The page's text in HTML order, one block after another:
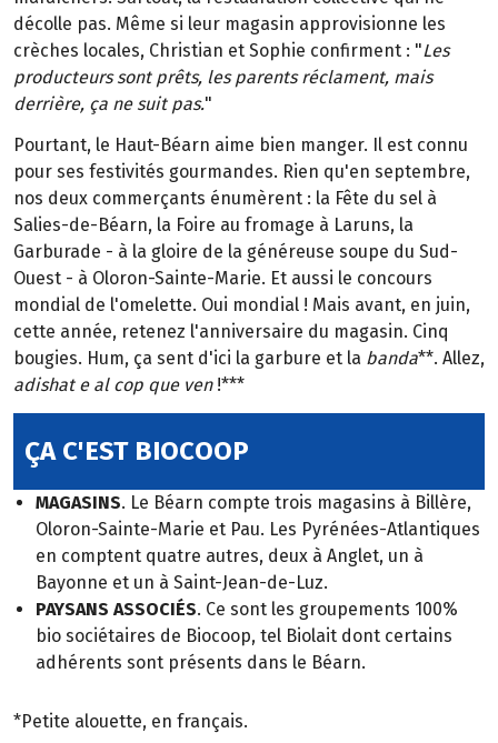
décolle pas. Même si leur magasin approvisionne les
crèches locales, Christian et Sophie confirment : "Les
producteurs sont prêts, les parents réclament, mais
derrière, ça ne suit pas."
Pourtant, le Haut-Béarn aime bien manger. Il est connu
pour ses festivités gourmandes. Rien qu'en septembre,
nos deux commerçants énumèrent : la Fête du sel à
Salies-de-Béarn, la Foire au fromage à Laruns, la
Garburade - à la gloire de la généreuse soupe du Sud-
Ouest - à Oloron-Sainte-Marie. Et aussi le concours
mondial de l'omelette. Oui mondial ! Mais avant, en juin,
cette année, retenez l'anniversaire du magasin. Cinq
bougies. Hum, ça sent d'ici la garbure et la banda**. Allez,
adishat e al cop que ven !***
ÇA C'EST BIOCOOP
MAGASINS. Le Béarn compte trois magasins à Billère,
Oloron-Sainte-Marie et Pau. Les Pyrénées-Atlantiques
en comptent quatre autres, deux à Anglet, un à
Bayonne et un à Saint-Jean-de-Luz.
PAYSANS ASSOCIÉS. Ce sont les groupements 100%
bio sociétaires de Biocoop, tel Biolait dont certains
adhérents sont présents dans le Béarn.
*Petite alouette, en français.